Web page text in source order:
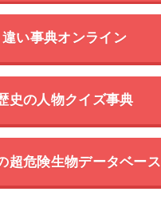
違い事典オンライン
史の人物クイズ事典
超危険生物データベース